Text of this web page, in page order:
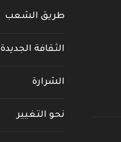
طريق الشعب
الثقافة الجديدة
الشرارة
نحو التغيير